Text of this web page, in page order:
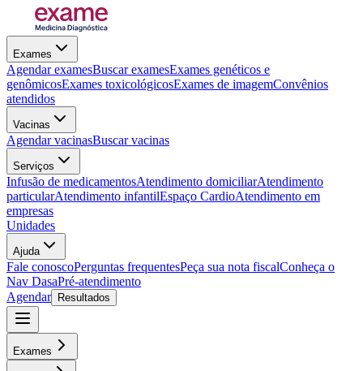
Exames
Agendar examesBuscar examesExames genéticos e
genômicosExames toxicológicosExames de imagemConvênios
atendidos
Vacinas
Agendar vacinasBuscar vacinas
Serviços
Infusão de medicamentosAtendimento domiciliarAtendimento
particularAtendimento infantilEspaço CardioAtendimento em
empresas
Unidades
Ajuda
Fale conoscoPerguntas frequentesPeça sua nota fiscalConheça o
Nav DasaPré-atendimento
Agendar
Resultados
Exames